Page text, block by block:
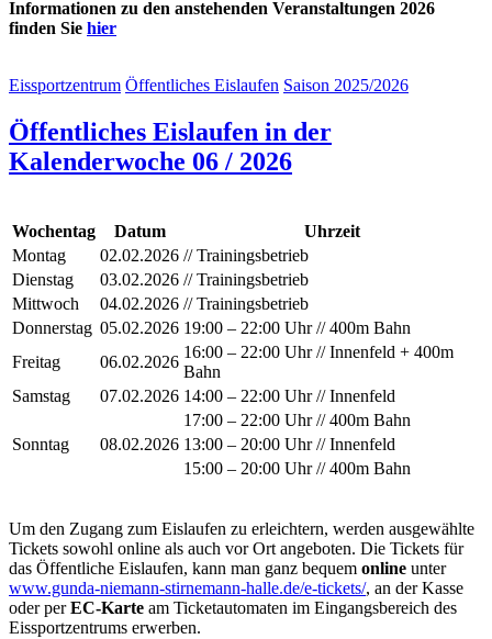
Informationen zu den anstehenden Veranstaltungen 2026
finden Sie hier
Eissportzentrum Öffentliches Eislaufen Saison 2025/2026
Öffentliches Eislaufen in der
Kalenderwoche 06 / 2026
Wochentag Datum
Uhrzeit
Montag
02.02.2026 // Trainingsbetrieb
Dienstag
03.02.2026 // Trainingsbetrieb
Mittwoch
04.02.2026 // Trainingsbetrieb
Donnerstag 05.02.2026 19:00 – 22:00 Uhr // 400m Bahn
Freitag
06.02.2026
16:00 – 22:00 Uhr // Innenfeld + 400m
Bahn
Samstag
07.02.2026 14:00 – 22:00 Uhr // Innenfeld
17:00 – 22:00 Uhr // 400m Bahn
Sonntag
08.02.2026 13:00 – 20:00 Uhr // Innenfeld
15:00 – 20:00 Uhr // 400m Bahn
Um den Zugang zum Eislaufen zu erleichtern, werden ausgewählte
Tickets sowohl online als auch vor Ort angeboten. Die Tickets für
das Öffentliche Eislaufen, kann man ganz bequem online unter
www.gunda-niemann-stirnemann-halle.de/e-tickets/, an der Kasse
oder perEC-Karte am Ticketautomaten im Eingangsbereich des
Eissportzentrums erwerben.